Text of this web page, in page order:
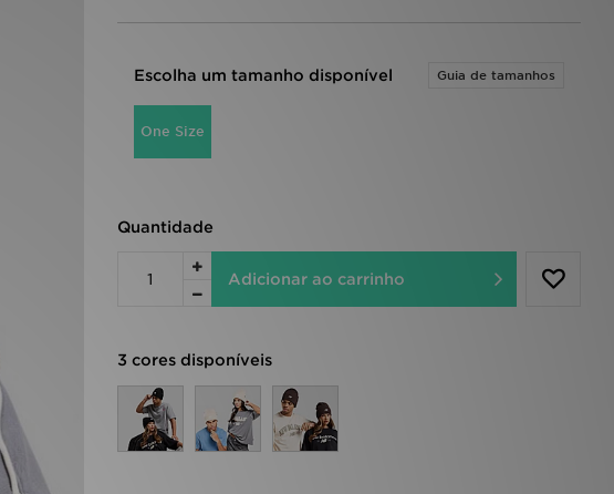
Escolha um tamanho disponível Guia de tamanhos
One Size
Quantidade
Adicionar ao carrinho
3 cores disponíveis